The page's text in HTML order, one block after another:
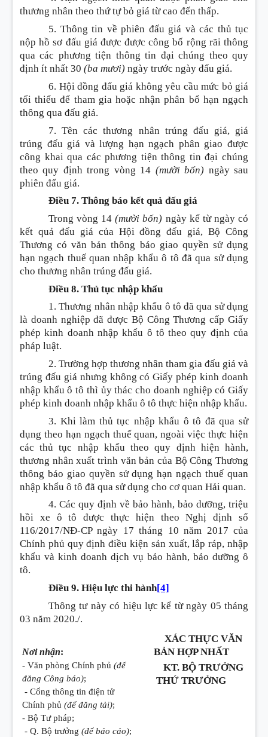
thương nhân theo thứ tự bỏ giá từ cao đến thấp.
5. Thông tin về phiên đấu giá và các thủ tục
nộp hồ sơ đấu giá được được công bố rộng rãi thông
qua các phương tiện thông tin đại chúng theo quy
định ít nhất 30 (ba mươi) ngày trước ngày đấu giá.
6. Hội đồng đấu giá không yêu cầu mức bỏ giá
tối thiểu để tham gia hoặc nhận phân bổ hạn ngạch
thông qua đấu giá.
7. Tên các thương nhân trúng đấu giá, giá
trúng đấu giá và lượng hạn ngạch phân giao được
công khai qua các phương tiện thông tin đại chúng
theo quy định trong vòng 14 (mười bốn) ngày sau
phiên đấu giá.
Điều 7. Thông báo kết quả đấu giá
Trong vòng 14(mười bốn) ngày kể từ ngày có
kết quả đấu giá của Hội đồng đấu giá, Bộ Công
Thương có văn bản thông báo giao quyền sử dụng
hạn ngạch thuế quan nhập khẩu ô tô đã qua sử dụng
cho thương nhân trúng đấu giá.
Điều 8. Thủ tục nhập khẩu
1. Thương nhân nhập khẩu ô tô đã qua sử dụng
là doanh nghiệp đã được Bộ Công Thương cấp Giấy
phép kinh doanh nhập khẩu ô tô theo quy định của
pháp luật.
2. Trường hợp thương nhân tham gia đấu giá và
trúng đấu giá nhưng không có Giấy phép kinh doanh
nhập khẩu ô tô thì ủy thác cho doanh nghiệp có Giấy
phép kinh doanh nhập khẩu ô tô thực hiện nhập khẩu.
3. Khi làm thủ tục nhập khẩu ô tô đã qua sử
dụng theo hạn ngạch thuế quan, ngoài việc thực hiện
các thủ tục nhập khẩu theo quy định hiện hành,
thương nhân xuất trình văn bản của Bộ Công Thương
thông báo giao quyền sử dụng hạn ngạch thuế quan
nhập khẩu ô tô đã qua sử dụng cho cơ quan Hải quan.
4. Các quy định về bảo hành, bảo dưỡng, triệu
hồi xe ô tô được thực hiện theo Nghị định số
116/2017/NĐ-CP ngày 17 tháng 10 năm 2017 của
Chính phủ quy định điều kiện sản xuất, lắp ráp, nhập
khẩu và kinh doanh dịch vụ bảo hành, bảo dưỡng ô
tô.
Điều 9. Hiệu lực thi hành[4]
Thông tư này có hiệu lực kể từ ngày 05 tháng
03 năm 2020./.
Nơi nhận:
- Văn phòng Chính phủ (để
đăng Công báo);
- Cổng thông tin điện tử
Chính phủ (để đăng tải);
- Bộ Tư pháp;
- Q. Bộ trưởng (để báo cáo);
XÁC THỰC VĂN
BẢN HỢP NHẤT
KT. BỘ TRƯỞNG
THỨ TRƯỞNG